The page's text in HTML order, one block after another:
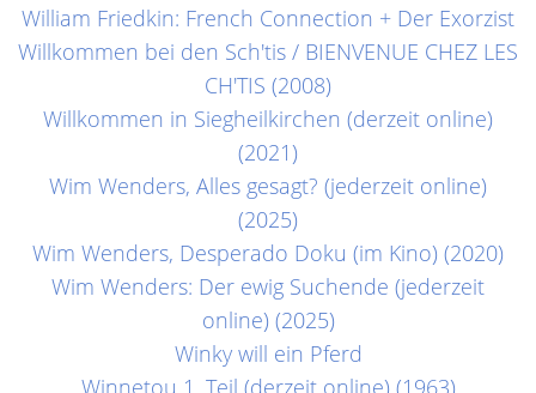
William Friedkin: French Connection + Der Exorzist
Willkommen bei den Sch'tis / BIENVENUE CHEZ LES
CH'TIS (2008)
Willkommen in Siegheilkirchen (derzeit online)
(2021)
Wim Wenders, Alles gesagt? (jederzeit online)
(2025)
Wim Wenders, Desperado Doku (im Kino) (2020)
Wim Wenders: Der ewig Suchende (jederzeit
online) (2025)
Winky will ein Pferd
Winnetou 1. Teil (derzeit online) (1963)